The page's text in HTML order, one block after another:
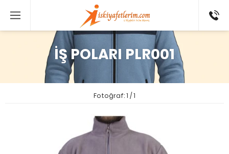
802 52
İŞ POLARI PLR001
Fotoğraf: 1 / 1